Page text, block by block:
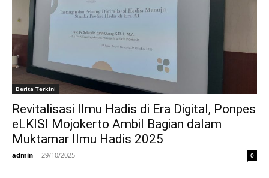
Berita Terkini
Revitalisasi Ilmu Hadis di Era Digital, Ponpes
eLKISI Mojokerto Ambil Bagian dalam
Muktamar Ilmu Hadis 2025
admin - 29/10/2025 0